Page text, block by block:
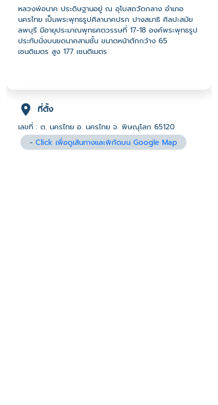
หลวงพ่อนาค ประดิษฐานอยู่ ณ อุโบสถวัดกลาง อำเภอ
นครไทย เป็นพระพุทธรูปศิลานาคปรก ปางสมาธิ ศิลปะสมัย
ลพบุรี มีอายุประมาณพุทธศตวรรษที่ 17-18 องค์พระพุทธรูป
ประทับนั่งบนขดนาคสามชั้น ขนาดหน้าตักกว้าง 65
เซนติเมตร สูง 177 เซนติเมตร
ที่ตั้ง
เลขที่ : ต. นครไทย อ. นครไทย จ. พิษณุโลก 65120
-Click เพื่อดูเส้นทางและพิกัดบน Google Map